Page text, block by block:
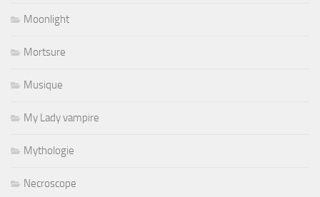
Moonlight
Mortsure
Musique
My Lady vampire
Mythologie
Necroscope